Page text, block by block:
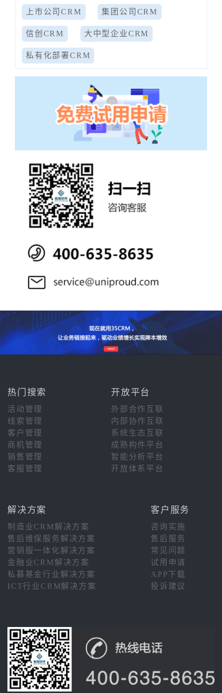
上市公司CRM 集团公司CRM
信创CRM 大中型企业CRM
私有化部署CRM
热门搜索 开放平台
活动管理
外部合作互联
线索管理
内部协作互联
客户管理
系统生态互联
商机管理
成熟构件平台
销售管理
智能分析平台
客服管理
开放体系平台
解决方案 客户服务
制造业CRM解决方案
咨询实施
售后维保服务解决方案
售后服务
营销服一体化解决方案
常见问题
金融业CRM解决方案
试用申请
私募基金行业解决方案
APP下载
ICT行业CRM解决方案
投诉建议